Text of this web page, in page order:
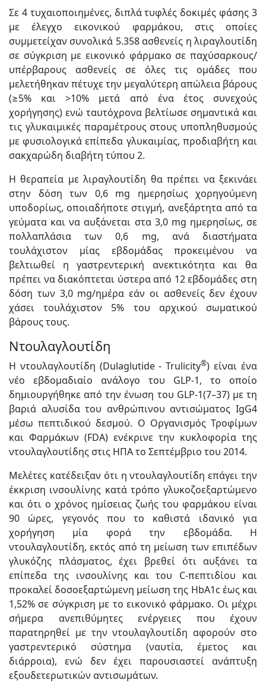
Σε 4 τυχαιοποιημένες, διπλά τυφλές δοκιμές φάσης 3
με έλεγχο εικονικού φαρμάκου, στις οποίες
συμμετείχαν συνολικά 5.358 ασθενείς η λιραγλουτίδη
σε σύγκριση με εικονικό φάρμακο σε παχύσαρκους/
υπέρβαρους ασθενείς σε όλες τις ομάδες που
μελετήθηκαν πέτυχε την μεγαλύτερη απώλεια βάρους
(≥5% και >10% μετά από ένα έτος συνεχούς
χορήγησης) ενώ ταυτόχρονα βελτίωσε σημαντικά και
τις γλυκαιμικές παραμέτρους στους υποπληθυσμούς
με φυσιολογικά επίπεδα γλυκαιμίας, προδιαβήτη και
σακχαρώδη διαβήτη τύπου 2.
Η θεραπεία με λιραγλουτίδη θα πρέπει να ξεκινάει
στην δόση των 0,6 mg ημερησίως χορηγούμενη
υποδορίως, οποιαδήποτε στιγμή, ανεξάρτητα από τα
γεύματα και να αυξάνεται στα 3,0 mg ημερησίως, σε
πολλαπλάσια των 0,6 mg, ανά διαστήματα
τουλάχιστον μίας εβδομάδας προκειμένου να
βελτιωθεί η γαστρεντερική ανεκτικότητα και θα
πρέπει να διακόπτεται ύστερα από 12 εβδομάδες στη
δόση των 3,0 mg/ημέρα εάν οι ασθενείς δεν έχουν
χάσει τουλάχιστον 5% του αρχικού σωματικού
βάρους τους.
Ντουλαγλουτίδη
Η ντουλαγλουτίδη (Dulaglutide - Trulicity®) είναι ένα
νέο εβδομαδιαίο ανάλογο του GLP-1, το οποίο
δημιουργήθηκε από την ένωση του GLP-1(7–37) με τη
βαριά αλυσίδα του ανθρώπινου αντισώματος IgG4
μέσω πεπτιδικού δεσμού. Ο Οργανισμός Τροφίμων
και Φαρμάκων (FDA) ενέκρινε την κυκλοφορία της
ντουλαγλουτίδης στις ΗΠΑ το Σεπτέμβριο του 2014.
Mελέτες κατέδειξαν ότι η ντουλαγλουτίδη επάγει την
έκκριση ινσουλίνης κατά τρόπο γλυκοζοεξαρτώμενο
και ότι ο χρόνος ημίσειας ζωής του φαρμάκου είναι
90 ώρες, γεγονός που το καθιστά ιδανικό για
χορήγηση μία φορά την εβδομάδα. Η
ντουλαγλουτίδη, εκτός από τη μείωση των επιπέδων
γλυκόζης πλάσματος, έχει βρεθεί ότι αυξάνει τα
επίπεδα της ινσουλίνης και του C-πεπτιδίου και
προκαλεί δοσοεξαρτώμενη μείωση της HbA1c έως και
1,52% σε σύγκριση με το εικονικό φάρμακο. Οι μέχρι
σήμερα ανεπιθύμητες ενέργειες που έχουν
παρατηρηθεί με την ντουλαγλουτίδη αφορούν στο
γαστρεντερικό σύστημα (ναυτία, έμετος και
διάρροια), ενώ δεν έχει παρουσιαστεί ανάπτυξη
εξουδετερωτικών αντισωμάτων.